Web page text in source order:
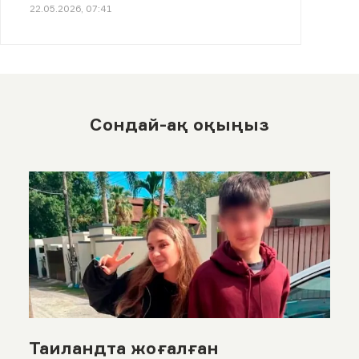
22.05.2026, 07:41
Сондай-ақ оқыңыз
Таиландта жоғалған